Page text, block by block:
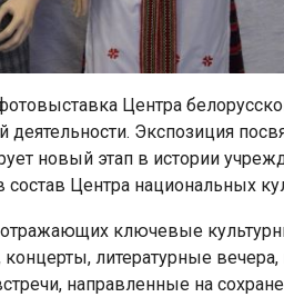
Центра
деятельности. Экспозиция
новый этап в истории
Центра национальных
отражающих ключевые
литературные
направленные на